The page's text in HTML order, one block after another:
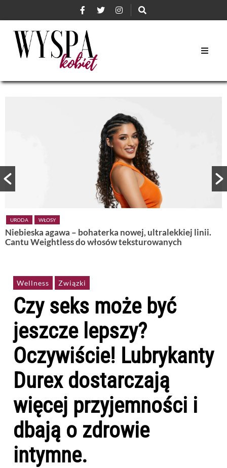
URODA WŁOSY
Niebieska agawa – bohaterka nowej, ultralekkiej linii.
Cantu Weightless do włosów teksturowanych
Wellness Związki
Czy seks może być
jeszcze lepszy?
Oczywiście! Lubrykanty
Durex dostarczają
więcej przyjemności i
dbają o zdrowie
intymne.